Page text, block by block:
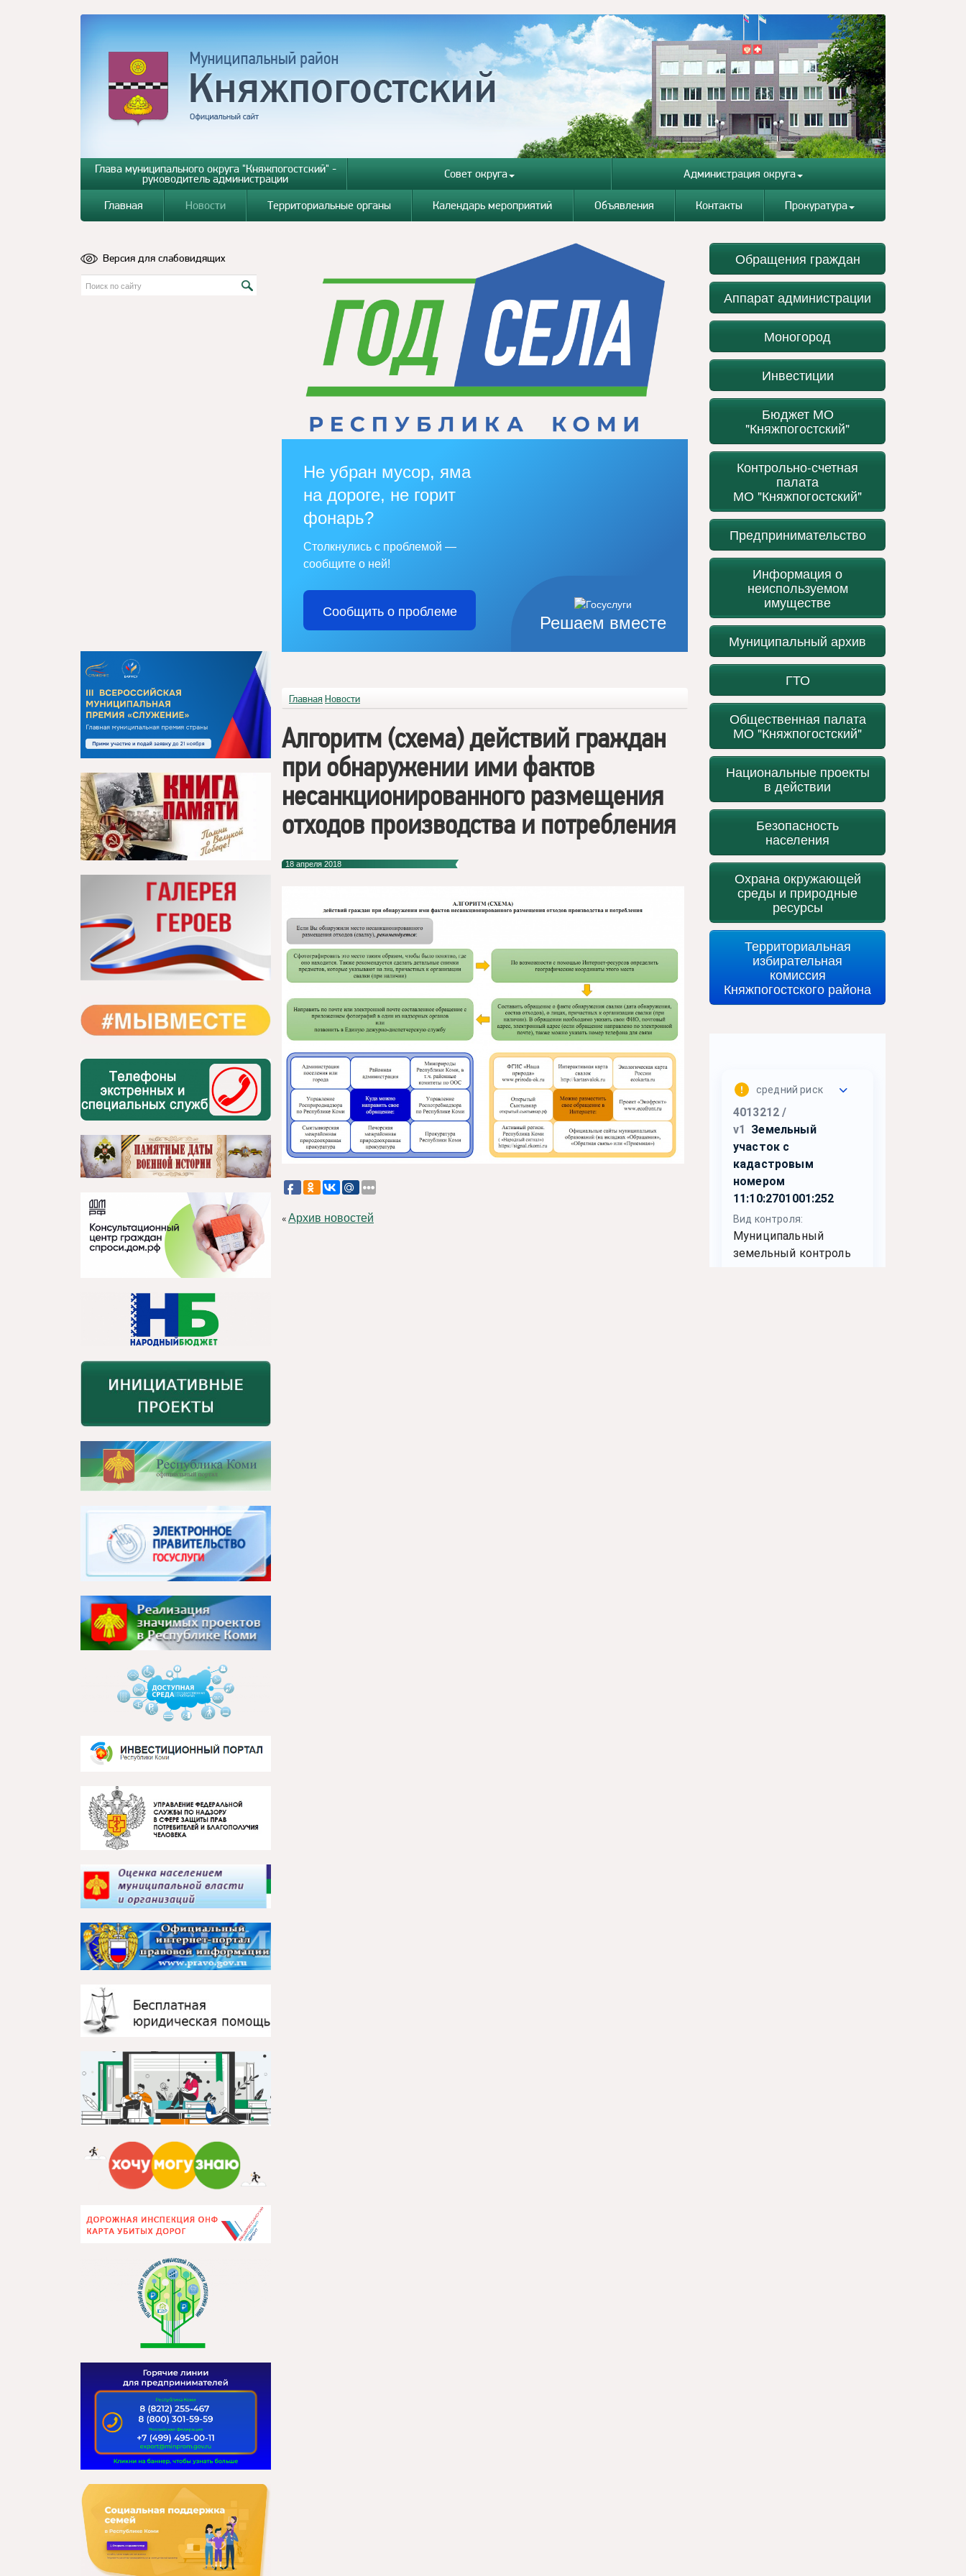
Глава муниципального округа "Княжпогостский" -
руководитель администрации Совет округа Администрация округа
Главная Новости Территориальные органы Календарь мероприятий Объявления Контакты Прокуратура
Версия для слабовидящих
Решаем вместе
Не убран мусор, яма
на дороге, не горит
фонарь?
Столкнулись с проблемой —
сообщите о ней!
Сообщить о проблеме
Главная Новости
Алгоритм (схема) действий граждан
при обнаружении ими фактов
несанкционированного размещения
отходов производства и потребления
18 апреля 2018
«Архив новостей
Обращения граждан
Аппарат администрации
Моногород
Инвестиции
Бюджет МО
"Княжпогостский"
Контрольно-счетная
палата
МО "Княжпогостский"
Предпринимательство
Информация о
неиспользуемом
имуществе
Муниципальный архив
ГТО
Общественная палата
МО "Княжпогостский"
Национальные проекты
в действии
Безопасность
населения
Охрана окружающей
среды и природные
ресурсы
Территориальная
избирательная
комиссия
Княжпогостского района